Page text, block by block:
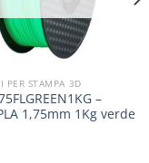
PER STAMPA 3D
–
1,75mm 1Kg verde